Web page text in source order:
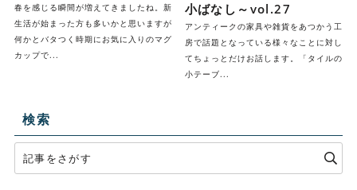
春を感じる瞬間が増えてきましたね。新
生活が始まった方も多いかと思いますが
何かとバタつく時期にお気に入りのマグ
カップで...
小ばなし～vol.27
アンティークの家具や雑貨をあつかう工
房で話題となっている様々なことに対し
てちょっとだけお話します。「タイルの
小テーブ...
検索